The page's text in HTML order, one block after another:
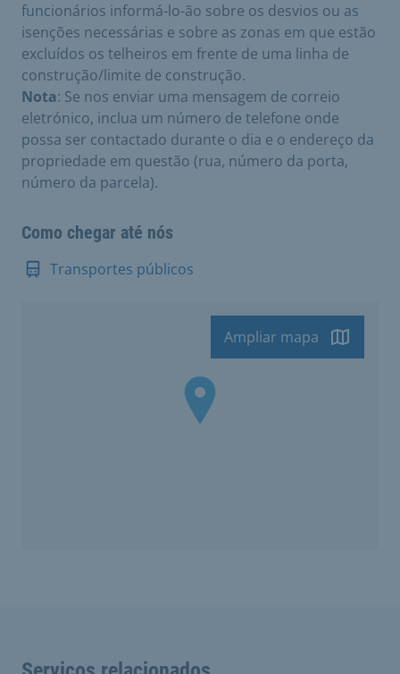
funcionários informá-lo-ão sobre os desvios ou as
isenções necessárias e sobre as zonas em que estão
excluídos os telheiros em frente de uma linha de
construção/limite de construção.
Nota: Se nos enviar uma mensagem de correio
eletrónico, inclua um número de telefone onde
possa ser contactado durante o dia e o endereço da
propriedade em questão (rua, número da porta,
número da parcela).
Como chegar até nós
Transportes públicos
Ampliar mapa